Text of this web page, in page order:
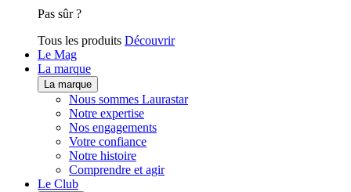
Pas sûr ?
Tous les produits Découvrir
Le Mag
La marque
La marque
Nous sommes Laurastar
Notre expertise
Nos engagements
Votre confiance
Notre histoire
Comprendre et agir
Le Club